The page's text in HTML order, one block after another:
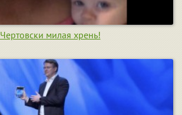
Чертовски милая хрень!